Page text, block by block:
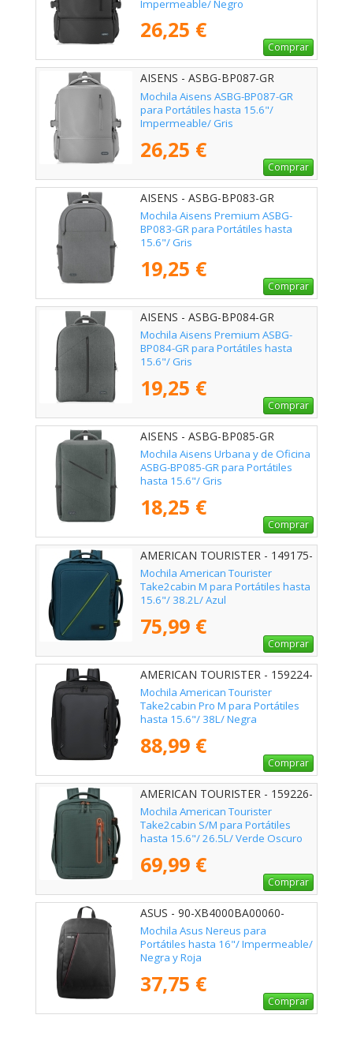
Impermeable/ Negro
26,25 €
Comprar
AISENS - ASBG-BP087-GR
Mochila Aisens ASBG-BP087-GR
para Portátiles hasta 15.6"/
Impermeable/ Gris
26,25 €
Comprar
AISENS - ASBG-BP083-GR
Mochila Aisens Premium ASBG-
BP083-GR para Portátiles hasta
15.6"/ Gris
19,25 €
Comprar
AISENS - ASBG-BP084-GR
Mochila Aisens Premium ASBG-
BP084-GR para Portátiles hasta
15.6"/ Gris
19,25 €
Comprar
AISENS - ASBG-BP085-GR
Mochila Aisens Urbana y de Oficina
ASBG-BP085-GR para Portátiles
hasta 15.6"/ Gris
18,25 €
Comprar
AMERICAN TOURISTER - 149175-
0528
Mochila American Tourister
Take2cabin M para Portátiles hasta
15.6"/ 38.2L/ Azul
75,99 €
Comprar
AMERICAN TOURISTER - 159224-
361E
Mochila American Tourister
Take2cabin Pro M para Portátiles
hasta 15.6"/ 38L/ Negra
88,99 €
Comprar
AMERICAN TOURISTER - 159226-
1257
Mochila American Tourister
Take2cabin S/M para Portátiles
hasta 15.6"/ 26.5L/ Verde Oscuro
69,99 €
Comprar
ASUS - 90-XB4000BA00060-
Mochila Asus Nereus para
Portátiles hasta 16"/ Impermeable/
Negra y Roja
37,75 €
Comprar